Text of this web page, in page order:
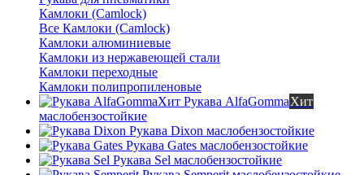
Камлоки (Camlock)
Все Камлоки (Camlock)
Камлоки алюминиевые
Камлоки из нержавеющей стали
Камлоки переходные
Камлоки полипропиленовые
Рукава AlfaGommaХит
маслобензостойкие
Рукава Dixon маслобензостойкие
Рукава Gates маслобензостойкие
Рукава Sel маслобензостойкие